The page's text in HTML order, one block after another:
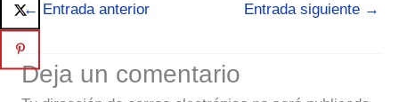
← Entrada anterior Entrada siguiente →
Deja un comentario